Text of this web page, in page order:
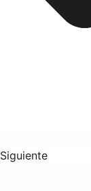
Siguiente